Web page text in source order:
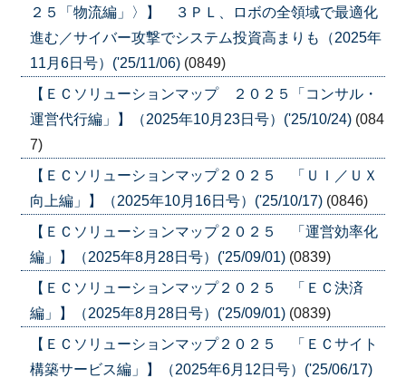
２５「物流編」〉】 ３ＰＬ、ロボの全領域で最適化
進む／サイバー攻撃でシステム投資高まりも（2025年
11月6日号）('25/11/06) (0849)
【ＥＣソリューションマップ ２０２５「コンサル・
運営代行編」】（2025年10月23日号）('25/10/24) (084
7)
【ＥＣソリューションマップ２０２５ 「ＵＩ／ＵＸ
向上編」】（2025年10月16日号）('25/10/17) (0846)
【ＥＣソリューションマップ２０２５ 「運営効率化
編」】（2025年8月28日号）('25/09/01) (0839)
【ＥＣソリューションマップ２０２５ 「ＥＣ決済
編」】（2025年8月28日号）('25/09/01) (0839)
【ＥＣソリューションマップ２０２５ 「ＥＣサイト
構築サービス編」】（2025年6月12日号）('25/06/17)